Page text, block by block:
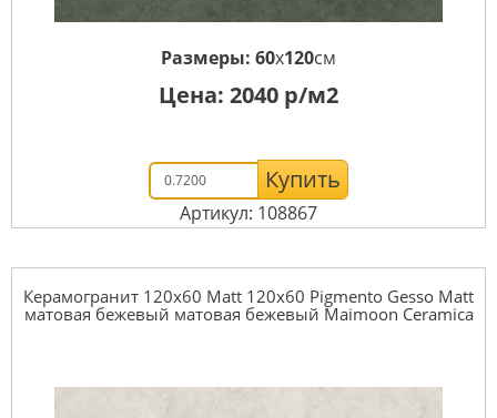
Размеры: 60x120см
Цена: 2040 р/м2
Купить
Артикул: 108867
Керамогранит 120x60 Matt 120x60 Pigmento Gesso Matt
матовая бежевый матовая бежевый Maimoon Ceramica